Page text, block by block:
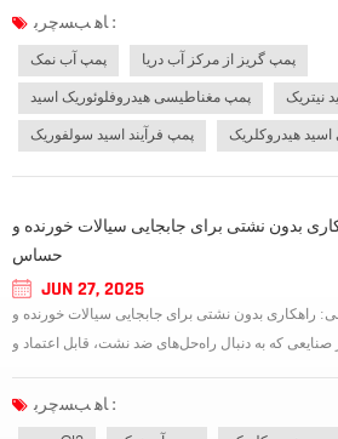
ﺎﻫ ﺐﺴﭼﺮﺑ :
پمپ آب نمک پمپ گریز از مرکز آب دریا
پمپ مغناطیسی هیدروفلوئوریک اسید نیتریک
پمپ فرآیند اسید سولفوریک هیدروکلریک
بدون نشتی برای جابجایی سیالات خورنده و
حساس
JUN 27, 2025
راهکاری بدون نشتی برای جابجایی سیالات خورنده و
که به دنبال راه‌حل‌های ضد نشت، قابل اعتماد و
متکی هستند، پمپ‌های محرک مغناطیسی از یک
ﺎﻫ ﺐﺴﭼﺮﺑ :